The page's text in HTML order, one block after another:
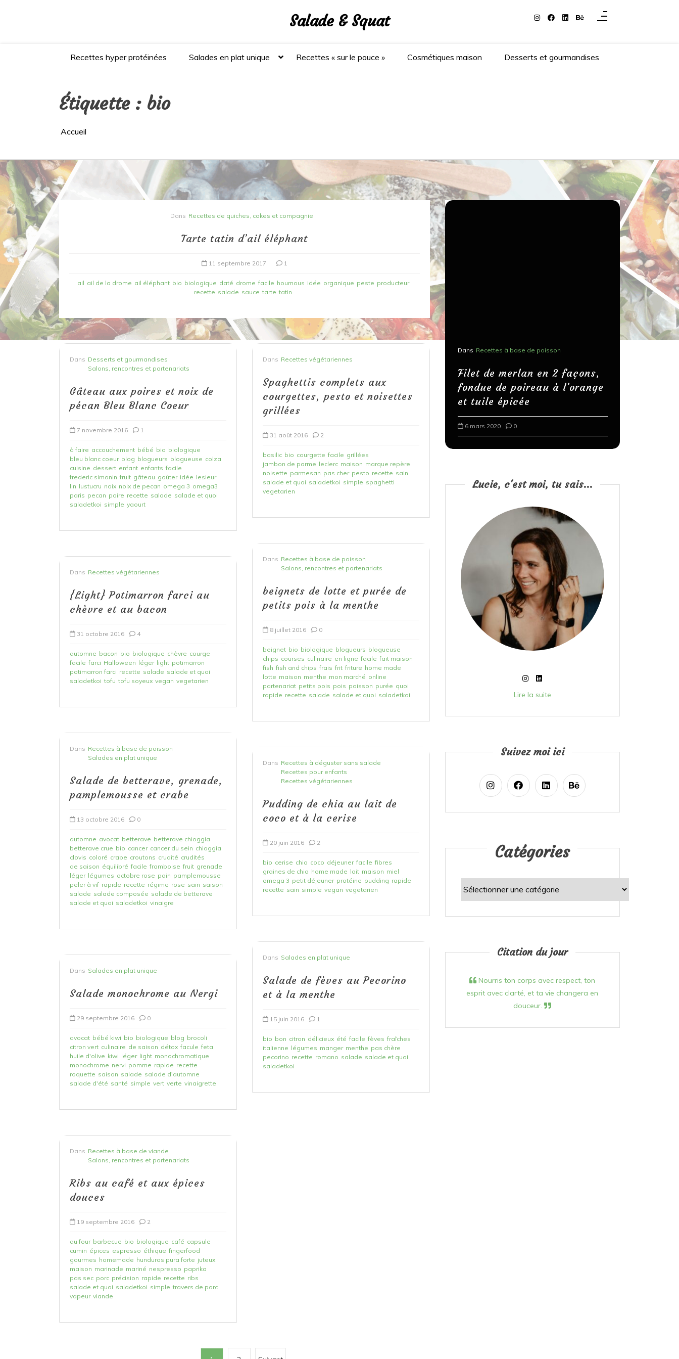
Salade & Squat
Recettes hyper protéinées Salades en plat unique Recettes « sur le pouce » Cosmétiques maison Desserts et gourmandises
Étiquette : bio
Accueil
Dans Recettes de quiches, cakes et compagnie
Tarte tatin d’ail éléphant
11 septembre 2017 1
ail ail de la drome ail éléphant bio biologique daté drome facile houmous idée organique peste producteur
recette salade sauce tarte tatin
Dans Desserts et gourmandises
Salons, rencontres et partenariats
Gâteau aux poires et noix de
pécan Bleu Blanc Coeur
7 novembre 2016 1
à faire accouchement bébé bio biologique
bleu blanc coeur blog blogueurs blogueuse colza
cuisine dessert enfant enfants facile
frederic simonin fruit gâteau goûter idée lesieur
lin lustucru noix noix de pecan omega 3 omega3
paris pecan poire recette salade salade et quoi
saladetkoi simple yaourt
Dans Recettes végétariennes
{Light} Potimarron farci au
chèvre et au bacon
31 octobre 2016 4
automne bacon bio biologique chèvre courge
facile farci Halloween léger light potimarron
potimarron farci recette salade salade et quoi
saladetkoi tofu tofu soyeux vegan vegetarien
Dans Recettes à base de poisson
Salades en plat unique
Salade de betterave, grenade,
pamplemousse et crabe
13 octobre 2016 0
automne avocat betterave betterave chioggia
betterave crue bio cancer cancer du sein chioggia
clovis coloré crabe croutons crudité crudités
de saison équilibré facile framboise fruit grenade
léger légumes octobre rose pain pamplemousse
peler à vif rapide recette régime rose sain saison
salade salade composée salade de betterave
salade et quoi saladetkoi vinaigre
Dans Salades en plat unique
Salade monochrome au Nergi
29 septembre 2016 0
avocat bébé kiwi bio biologique blog brocoli
citron vert culinaire de saison détox facule feta
huile d'olive kiwi léger light monochromatique
monochrome nervi pomme rapide recette
roquette saison salade salade d'automne
salade d'été santé simple vert verte vinaigrette
Dans Recettes à base de viande
Salons, rencontres et partenariats
Ribs au café et aux épices
douces
19 septembre 2016 2
au four barbecue bio biologique café capsule
cumin épices espresso éthique fingerfood
gourmes homemade hunduras pura forte juteux
maison marinade mariné nespresso paprika
pas sec porc précision rapide recette ribs
salade et quoi saladetkoi simple travers de porc
vapeur viande
Dans Recettes végétariennes
Spaghettis complets aux
courgettes, pesto et noisettes
grillées
31 août 2016 2
basilic bio courgette facile grillées
jambon de parme leclerc maison marque repère
noisette parmesan pas cher pesto recette sain
salade et quoi saladetkoi simple spaghetti
vegetarien
Dans Recettes à base de poisson
Salons, rencontres et partenariats
beignets de lotte et purée de
petits pois à la menthe
8 juillet 2016 0
beignet bio biologique blogueurs blogueuse
chips courses culinaire en ligne facile fait maison
fish fish and chips frais frit friture home made
lotte maison menthe mon marché online
partenariat petits pois pois poisson purée quoi
rapide recette salade salade et quoi saladetkoi
Dans Recettes à déguster sans salade
Recettes pour enfants
Recettes végétariennes
Pudding de chia au lait de
coco et à la cerise
20 juin 2016 2
bio cerise chia coco déjeuner facile fibres
graines de chia home made lait maison miel
omega 3 petit déjeuner protéine pudding rapide
recette sain simple vegan vegetarien
Dans Salades en plat unique
Salade de fèves au Pecorino
et à la menthe
15 juin 2016 1
bio bon citron délicieux été facile fèves fraîches
italienne légumes manger menthe pas chère
pecorino recette romano salade salade et quoi
saladetkoi
Filet de merlan en 2 façons,
fondue de poireau à l’orange
et tuile épicée
6 mars 2020
Recettes végétariennes
Salons, rencontres et partenariats
Spaghettis aux légumes rôtis
au balsamique
Dans Recettes à base de poisson
Filet de merlan en 2 façons,
fondue de poireau à l’orange
et tuile épicée
6 mars 2020 0
Lucie, c'est moi, tu sais...
Lire la suite
Suivez moi ici
Catégories
Citation du jour
Nourris ton corps avec respect, ton
esprit avec clarté, et ta vie changera en
douceur.